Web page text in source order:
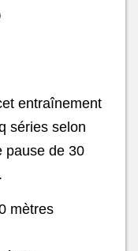
entraînement
séries selon
pause de 30
mètres